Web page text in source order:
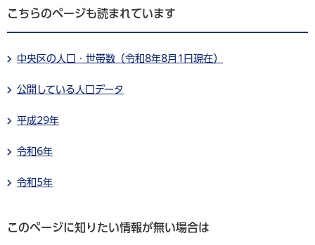
こちらのページも読まれています
中央区の人口・世帯数（令和8年8月1日現在）
公開している人口データ
平成29年
令和6年
令和5年
このページに知りたい情報が無い場合は